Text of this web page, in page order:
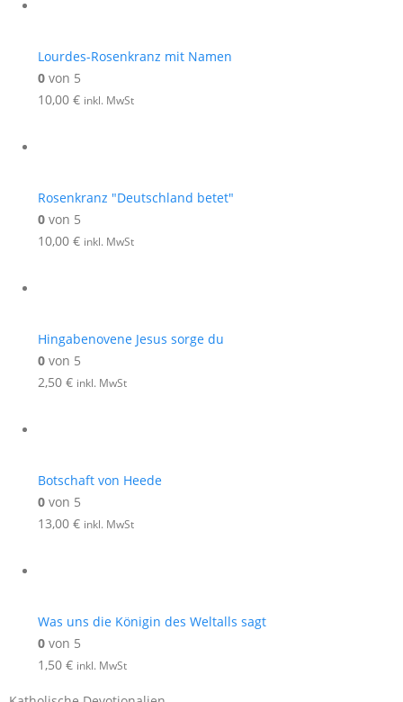
Lourdes-Rosenkranz mit Namen
0 von 5
10,00 € inkl. MwSt
Rosenkranz "Deutschland betet"
0 von 5
10,00 € inkl. MwSt
Hingabenovene Jesus sorge du
0 von 5
2,50 € inkl. MwSt
Botschaft von Heede
0 von 5
13,00 € inkl. MwSt
Was uns die Königin des Weltalls sagt
0 von 5
1,50 € inkl. MwSt